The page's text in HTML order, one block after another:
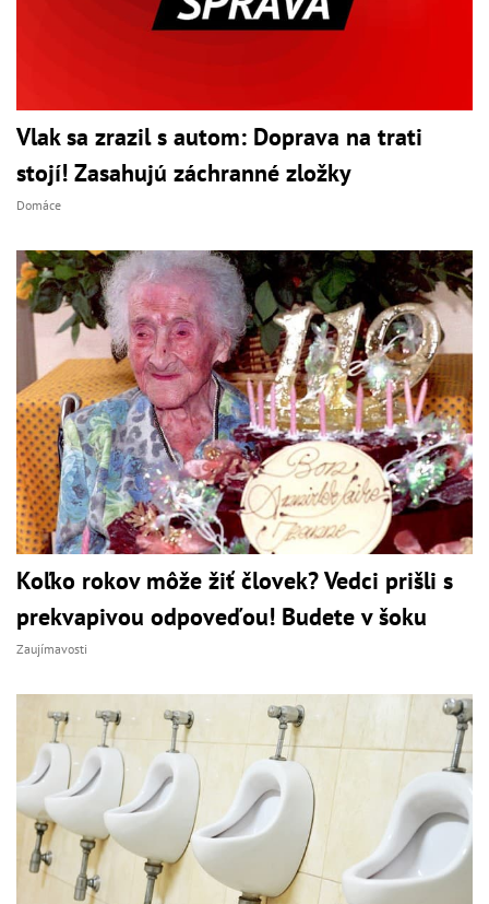
Vlak sa zrazil s autom: Doprava na trati
stojí! Zasahujú záchranné zložky
Domáce
Koľko rokov môže žiť človek? Vedci prišli s
prekvapivou odpoveďou! Budete v šoku
Zaujímavosti